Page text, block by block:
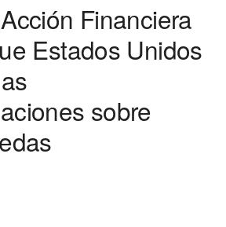
Financiera
Estados Unidos
sobre